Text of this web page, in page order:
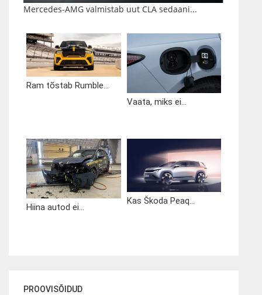
Mercedes-AMG valmistab uut CLA sedaani...
Ram tõstab Rumble...
Vaata, miks ei...
Hiina autod ei...
Kas Škoda Peaq...
PROOVISÕIDUD